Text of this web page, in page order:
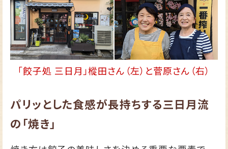
「餃子処 三日月」樅田さん（左）と菅原さん（右）
パリッとした食感が長持ちする三日月流
の「焼き」